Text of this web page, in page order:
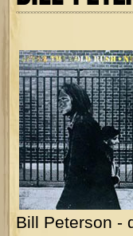
Bill Peterson -